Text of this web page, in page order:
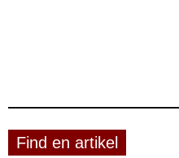
Find en artikel